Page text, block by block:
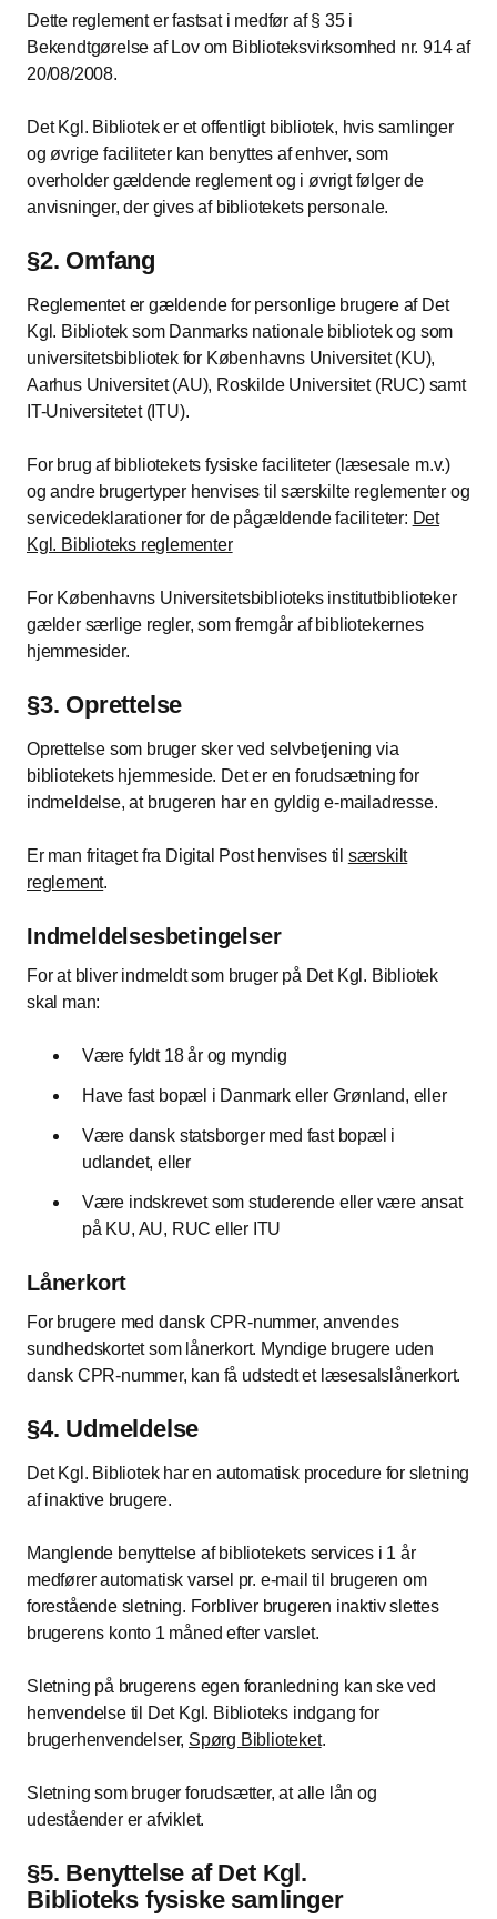
Dette reglement er fastsat i medfør af § 35 i
Bekendtgørelse af Lov om Biblioteksvirksomhed nr. 914 af
20/08/2008.
Det Kgl. Bibliotek er et offentligt bibliotek, hvis samlinger
og øvrige faciliteter kan benyttes af enhver, som
overholder gældende reglement og i øvrigt følger de
anvisninger, der gives af bibliotekets personale.
§2. Omfang
Reglementet er gældende for personlige brugere af Det
Kgl. Bibliotek som Danmarks nationale bibliotek og som
universitetsbibliotek for Københavns Universitet (KU),
Aarhus Universitet (AU), Roskilde Universitet (RUC) samt
IT-Universitetet (ITU).
For brug af bibliotekets fysiske faciliteter (læsesale m.v.)
og andre brugertyper henvises til særskilte reglementer og
servicedeklarationer for de pågældende faciliteter: Det
Kgl. Biblioteks reglementer
For Københavns Universitetsbiblioteks institutbiblioteker
gælder særlige regler, som fremgår af bibliotekernes
hjemmesider.
§3. Oprettelse
Oprettelse som bruger sker ved selvbetjening via
bibliotekets hjemmeside. Det er en forudsætning for
indmeldelse, at brugeren har en gyldig e-mailadresse.
Er man fritaget fra Digital Post henvises til særskilt
reglement.
Indmeldelsesbetingelser
For at bliver indmeldt som bruger på Det Kgl. Bibliotek
skal man:
Være fyldt 18 år og myndig
Have fast bopæl i Danmark eller Grønland, eller
Være dansk statsborger med fast bopæl i
udlandet, eller
Være indskrevet som studerende eller være ansat
på KU, AU, RUC eller ITU
Lånerkort
For brugere med dansk CPR-nummer, anvendes
sundhedskortet som lånerkort. Myndige brugere uden
dansk CPR-nummer, kan få udstedt et læsesalslånerkort.
§4. Udmeldelse
Det Kgl. Bibliotek har en automatisk procedure for sletning
af inaktive brugere.
Manglende benyttelse af bibliotekets services i 1 år
medfører automatisk varsel pr. e-mail til brugeren om
forestående sletning. Forbliver brugeren inaktiv slettes
brugerens konto 1 måned efter varslet.
Sletning på brugerens egen foranledning kan ske ved
henvendelse til Det Kgl. Biblioteks indgang for
brugerhenvendelser, Spørg Biblioteket.
Sletning som bruger forudsætter, at alle lån og
udeståender er afviklet.
§5. Benyttelse af Det Kgl.
Biblioteks fysiske samlinger